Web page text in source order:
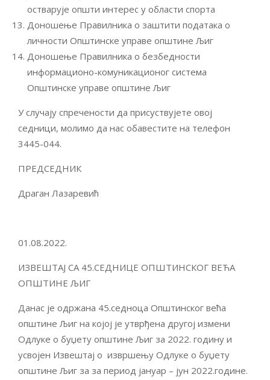
остварује општи интерес у области спорта
Доношење Правилника о заштити података о
личности Општинске управе општине Љиг
Доношење Правилника о безбедности
информационо-комуникационог система
Општинске управе општине Љиг
У случају спречености да присуствујете овој
седници, молимо да нас обавестите на телефон
3445-044.
ПРЕДСЕДНИК
Драган Лазаревић
01.08.2022.
ИЗВЕШТАЈ СА 45.СЕДНИЦЕ ОПШТИНСКОГ ВЕЋА
ОПШТИНЕ ЉИГ
Данас је одржана 45.седноца Општинског већа
општине Љиг на којој је утврђена другој измени
Одлуке о буџету општине Љиг за 2022. годину и
усвојен Извештај о извршењу Одлуке о буџету
општине Љиг за за период јануар – јун 2022.године.